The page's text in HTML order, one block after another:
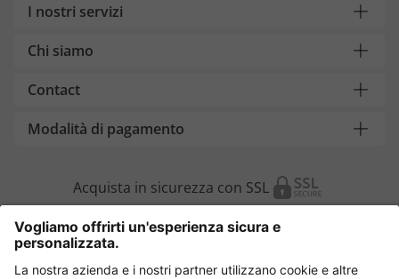
I nostri servizi
Chi siamo
Contact
Modalità di pagamento
Acquista in sicurezza con SSL
Cambia Paese